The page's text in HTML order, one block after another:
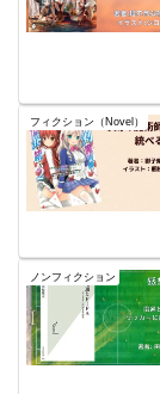
フィクション（Novel）
ノンフィクション